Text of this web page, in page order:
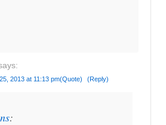
2013 at 11:13 pm(Quote) (Reply)
: